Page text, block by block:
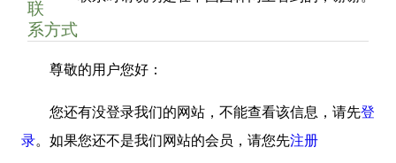
联
系方式
尊敬的用户您好：
您还有没登录我们的网站，不能查看该信息，请先登
录。如果您还不是我们网站的会员，请您先注册